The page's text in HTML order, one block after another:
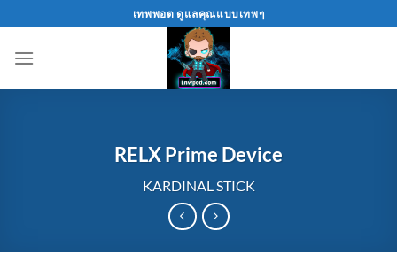
to
content
เทพพอต ดูแลคุณแบบเทพๆ
RELX Prime Device
KARDINAL STICK